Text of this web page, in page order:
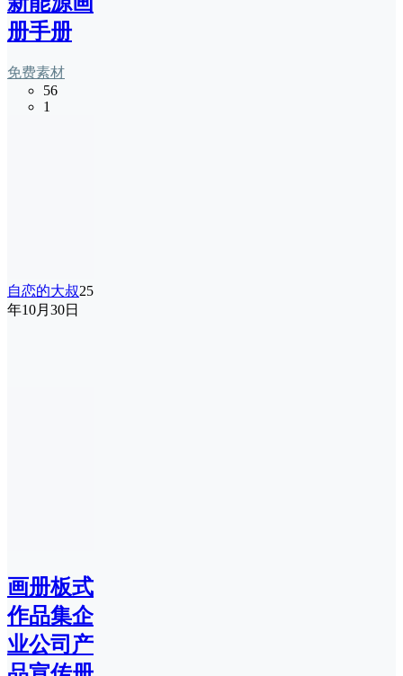
册手册
免费素材
56
1
自恋的大叔25
年10月30日
画册板式
作品集企
业公司产